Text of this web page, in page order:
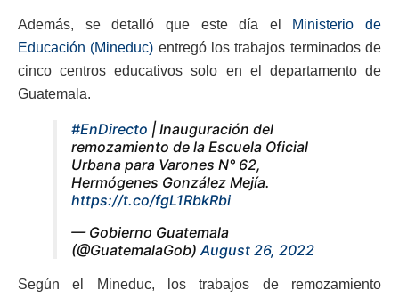
Además, se detalló que este día el Ministerio de
Educación (Mineduc) entregó los trabajos terminados de
cinco centros educativos solo en el departamento de
Guatemala.
#EnDirecto | Inauguración del
remozamiento de la Escuela Oficial
Urbana para Varones N° 62,
Hermógenes González Mejía.
https://t.co/fgL1RbkRbi
— Gobierno Guatemala
(@GuatemalaGob) August 26, 2022
Según el Mineduc, los trabajos de remozamiento